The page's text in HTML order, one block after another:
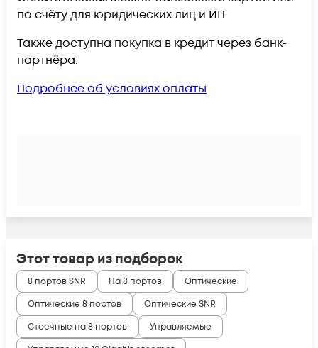
по счёту для юридических лиц и ИП.
Также доступна покупка в кредит через банк-
партнёра.
Подробнее об условиях оплаты
Этот товар из подборок
8 портов SNR На 8 портов
Оптические
Оптические 8 портов
Оптические SNR
Стоечные на 8 портов
Управляемые